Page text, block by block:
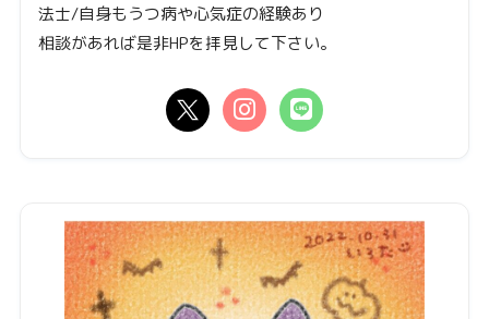
法士/自身もうつ病や心気症の経験あり
相談があれば是非HPを拝見して下さい。